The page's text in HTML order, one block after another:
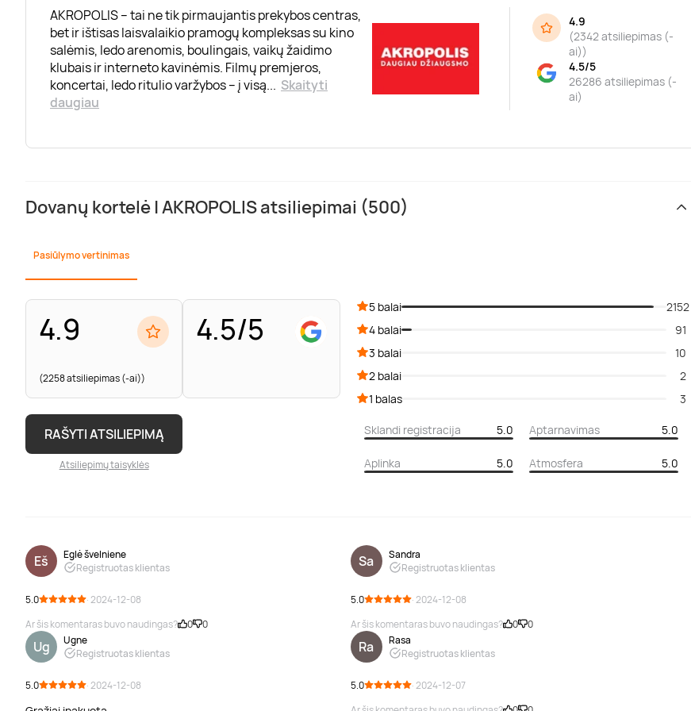
AKROPOLIS – tai ne tik pirmaujantis prekybos centras,
bet ir ištisas laisvalaikio pramogų kompleksas su kino
salėmis, ledo arenomis, boulingais, vaikų žaidimo
klubais ir interneto kavinėmis. Filmų premjeros,
koncertai, ledo ritulio varžybos – į visą... Skaityti
daugiau
4.9
(2342 atsiliepimas (-
ai))
4.5/5
26286 atsiliepimas (-
ai)
Dovanų kortelė | AKROPOLIS atsiliepimai (500)
Pasiūlymo vertinimas
4.9
(2258 atsiliepimas (-ai))
4.5/5
RAŠYTI ATSILIEPIMĄ
Atsiliepimų taisyklės
5 balai
2152
4 balai
91
3 balai
10
2 balai
2
1 balas
3
Sklandi registracija 5.0 Aptarnavimas 5.0
Aplinka 5.0 Atmosfera 5.0
Eš
Eglė švelniene
Registruotas klientas
5.0
· 2024-12-08
Ar šis komentaras buvo naudingas?
0 0
Sa
Sandra
Registruotas klientas
5.0
· 2024-12-08
Ar šis komentaras buvo naudingas?
0 0
Ug
Ugne
Registruotas klientas
5.0 · 2024-12-08
Ra
Rasa
Registruotas klientas
5.0
· 2024-12-07